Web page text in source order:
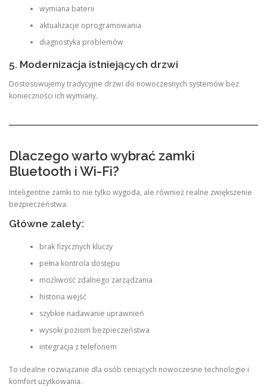
wymiana baterii
aktualizacje oprogramowania
diagnostyka problemów
5. Modernizacja istniejących drzwi
Dostosowujemy tradycyjne drzwi do nowoczesnych systemów bez
konieczności ich wymiany.
Dlaczego warto wybrać zamki
Bluetooth i Wi-Fi?
Inteligentne zamki to nie tylko wygoda, ale również realne zwiększenie
bezpieczeństwa.
Główne zalety:
brak fizycznych kluczy
pełna kontrola dostępu
możliwość zdalnego zarządzania
historia wejść
szybkie nadawanie uprawnień
wysoki poziom bezpieczeństwa
integracja z telefonem
To idealne rozwiązanie dla osób ceniących nowoczesne technologie i
komfort użytkowania.